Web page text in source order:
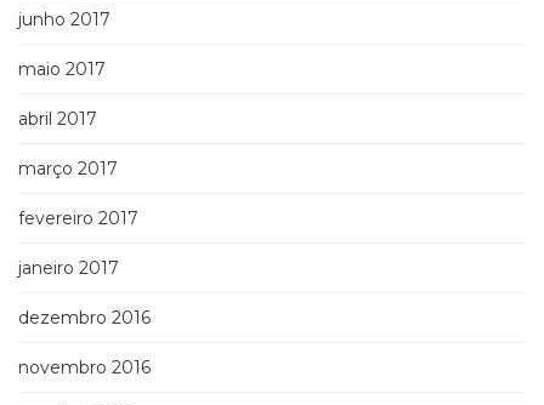
junho 2017
maio 2017
abril 2017
março 2017
fevereiro 2017
janeiro 2017
dezembro 2016
novembro 2016